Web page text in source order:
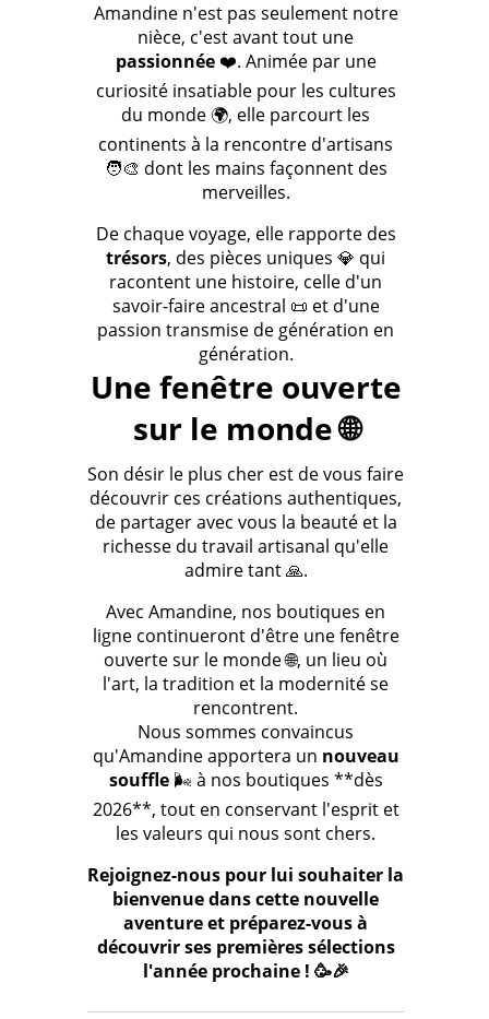
Amandine n'est pas seulement notre
nièce, c'est avant tout une
passionnée❤️. Animée par une
curiosité insatiable pour les cultures
du monde 🌍, elle parcourt les
continents à la rencontre d'artisans
🧑‍🎨 dont les mains façonnent des
merveilles.
De chaque voyage, elle rapporte des
trésors, des pièces uniques 💎 qui
racontent une histoire, celle d'un
savoir-faire ancestral 📜 et d'une
passion transmise de génération en
génération.
Une fenêtre ouverte
sur le monde 🌐
Son désir le plus cher est de vous faire
découvrir ces créations authentiques,
de partager avec vous la beauté et la
richesse du travail artisanal qu'elle
admire tant 🙏.
Avec Amandine, nos boutiques en
ligne continueront d'être une fenêtre
ouverte sur le monde 🌐, un lieu où
l'art, la tradition et la modernité se
rencontrent.
Nous sommes convaincus
qu'Amandine apportera un nouveau
souffle🌬️ à nos boutiques **dès
2026**, tout en conservant l'esprit et
les valeurs qui nous sont chers.
Rejoignez-nous pour lui souhaiter la
bienvenue dans cette nouvelle
aventure et préparez-vous à
découvrir ses premières sélections
l'année prochaine ! 🥳🎉